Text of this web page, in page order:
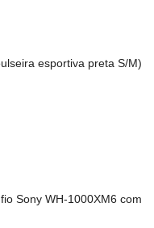
esportiva preta S/M)
Sony WH-1000XM6 com